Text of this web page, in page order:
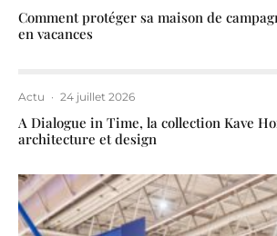
Comment protéger sa maison de
en vacances
Actu · 24 juillet 2026
A Dialogue in Time, la collection Kave
architecture et design